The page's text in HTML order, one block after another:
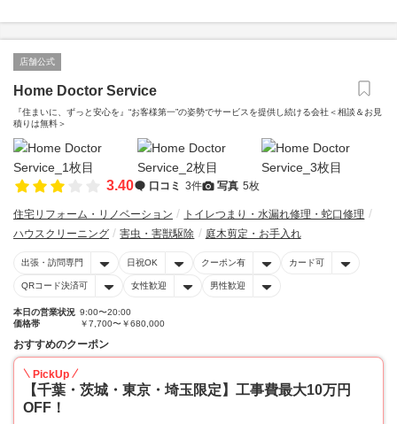
店舗公式
Home Doctor Service
『住まいに、ずっと安心を』“お客様第一”の姿勢でサービスを提供し続ける会社＜相談＆お見
積りは無料＞
3.40 口コミ 3件 写真 5枚
住宅リフォーム・リノベーション
トイレつまり・水漏れ修理・蛇口修理
ハウスクリーニング
害虫・害獣駆除 庭木剪定・お手入れ
出張・訪問専門 日祝OK クーポン有 カード可
QRコード決済可 女性歓迎 男性歓迎
本日の営業状況 9:00〜20:00
価格帯
￥7,700〜￥680,000
おすすめのクーポン
PickUp
【千葉・茨城・東京・埼玉限定】工事費最大10万円
OFF！